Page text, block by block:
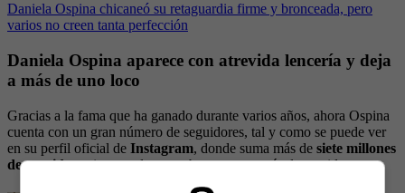
Daniela Ospina chicaneó su retaguardia firme y bronceada, pero
varios no creen tanta perfección
Daniela Ospina aparece con atrevida lencería y deja
a más de uno loco
Gracias a la fama que ha ganado durante varios años, ahora Ospina
cuenta con un gran número de seguidores, tal y como se puede ver
en su perfil oficial de Instagram, donde suma más de siete millones
de seguidoresinteresados en saber un poco más de su vida.